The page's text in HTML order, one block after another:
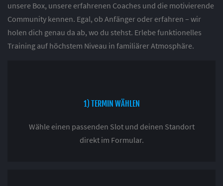
unsere Box, unsere erfahrenen Coaches und die motivierende
Community kennen. Egal, ob Anfänger oder erfahren – wir
holen dich genau da ab, wo du stehst. Erlebe funktionelles
Training auf höchstem Niveau in familiärer Atmosphäre.
1) TERMIN WÄHLEN
Wähle einen passenden Slot und deinen Standort
direkt im Formular.